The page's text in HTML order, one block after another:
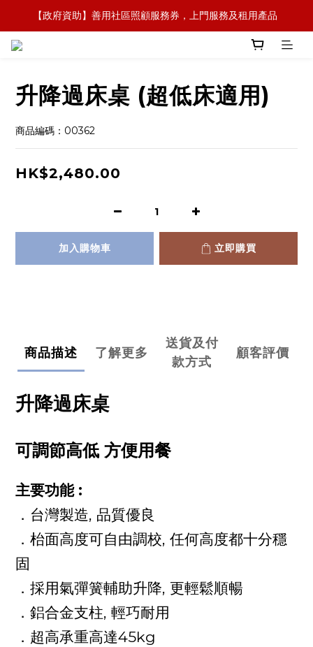
【全新概念】長者護理復康用品，可租可買，彈性選擇
【政府資助】善用社區照顧服務券，上門服務及租用產品
【全新概念】長者護理復康用品，可租可買，彈性選擇
升降過床桌 (超低床適用)
商品編碼：00362
HK$2,480.00
加入購物車 立即購買
商品描述 了解更多
送貨及付
款方式
顧客評價
升降過床桌
可調節高低 方便用餐
主要功能:
．台灣製造, 品質優良
．枱面高度可自由調校, 任何高度都十分穩
固
．採用氣彈簧輔助升降, 更輕鬆順暢
．鋁合金支柱, 輕巧耐用
．超高承重高達45kg